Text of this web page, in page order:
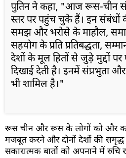
पुतिन ने कहा, "आज रूस-चीन
स्तर पर पहुंच चुके हैं। इन संबंधों
समझ और भरोसे के माहौल,
सहयोग के प्रति प्रतिबद्धता,
देशों के मूल हितों से जुड़े मुद्दों
दिखाई देती है। इनमें संप्रभुता और
भी शामिल है।"
रूस चीन और रूस के लोगों को और
मजबूत करने और दोनों देशों की समृद्ध
सकारात्मक बातों को अपनाने में रुचि